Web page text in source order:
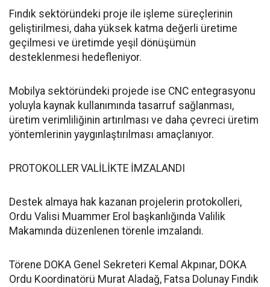
Fındık sektöründeki proje ile işleme süreçlerinin
geliştirilmesi, daha yüksek katma değerli üretime
geçilmesi ve üretimde yeşil dönüşümün
desteklenmesi hedefleniyor.
Mobilya sektöründeki projede ise CNC entegrasyonu
yoluyla kaynak kullanımında tasarruf sağlanması,
üretim verimliliğinin artırılması ve daha çevreci üretim
yöntemlerinin yaygınlaştırılması amaçlanıyor.
PROTOKOLLER VALİLİKTE İMZALANDI
Destek almaya hak kazanan projelerin protokolleri,
Ordu Valisi Muammer Erol başkanlığında Valilik
Makamında düzenlenen törenle imzalandı.
Törene DOKA Genel Sekreteri Kemal Akpınar, DOKA
Ordu Koordinatörü Murat Aladağ, Fatsa Dolunay Fındık